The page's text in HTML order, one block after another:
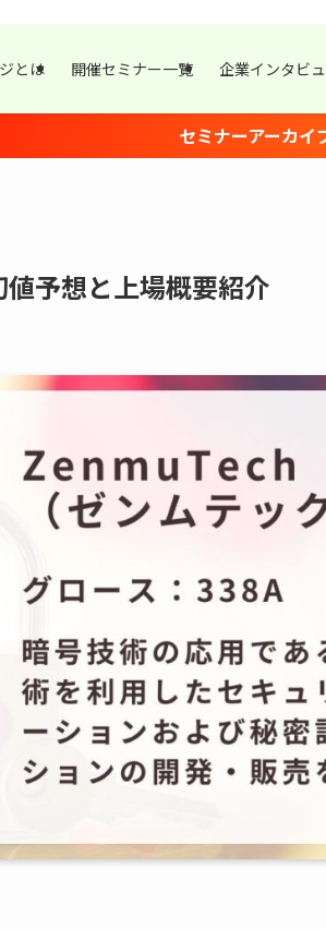
とは 開催セミナー一覧 企業インタビ
セミナーアーカイ
予想と上場概要紹介